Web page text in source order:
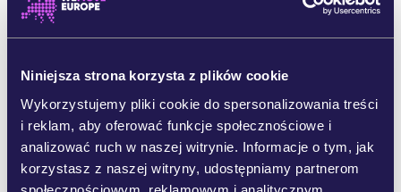
Niniejsza strona korzysta z plików cookie
Wykorzystujemy pliki cookie do spersonalizowania treści
i reklam, aby oferować funkcje społecznościowe i
analizować ruch w naszej witrynie. Informacje o tym, jak
korzystasz z naszej witryny, udostępniamy partnerom
stanowisk pracy, ale nie wspomniała o 19 000
lat świętą jaskinię australijskich Aborygenów. [3]
Firmę i jej przedstawicieli wielokrotnie
skazywano już za oszustwa, tak że musiała
spłacać miliardy dolarów w odszkodowaniach [4]